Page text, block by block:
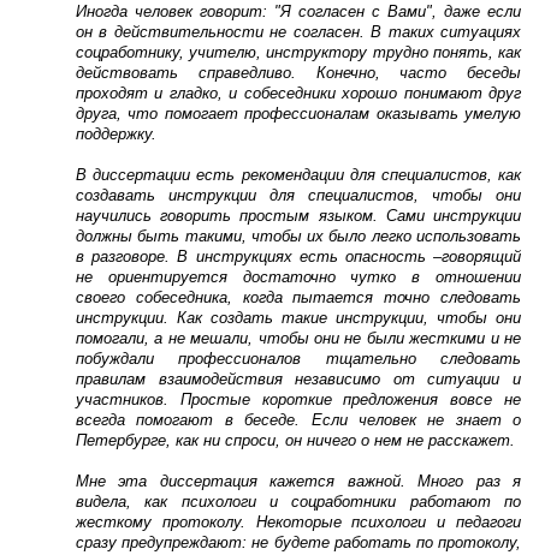
Иногда человек говорит: "Я согласен с Вами", даже если
он в действительности не согласен. В таких ситуациях
соцработнику, учителю, инструктору трудно понять, как
действовать справедливо. Конечно, часто беседы
проходят и гладко, и собеседники хорошо понимают друг
друга, что помогает профессионалам оказывать умелую
поддержку.
В диссертации есть рекомендации для специалистов, как
создавать инструкции для специалистов, чтобы они
научились говорить простым языком. Сами инструкции
должны быть такими, чтобы их было легко использовать
в разговоре. В инструкциях есть опасность –говорящий
не ориентируется достаточно чутко в отношении
своего собеседника, когда пытается точно следовать
инструкции. Как создать такие инструкции, чтобы они
помогали, а не мешали, чтобы они не были жесткими и не
побуждали профессионалов тщательно следовать
правилам взаимодействия независимо от ситуации и
участников. Простые короткие предложения вовсе не
всегда помогают в беседе. Если человек не знает о
Петербурге, как ни спроси, он ничего о нем не расскажет.
Мне эта диссертация кажется важной. Много раз я
видела, как психологи и соцработники работают по
жесткому протоколу. Некоторые психологи и педагоги
сразу предупреждают: не будете работать по протоколу,